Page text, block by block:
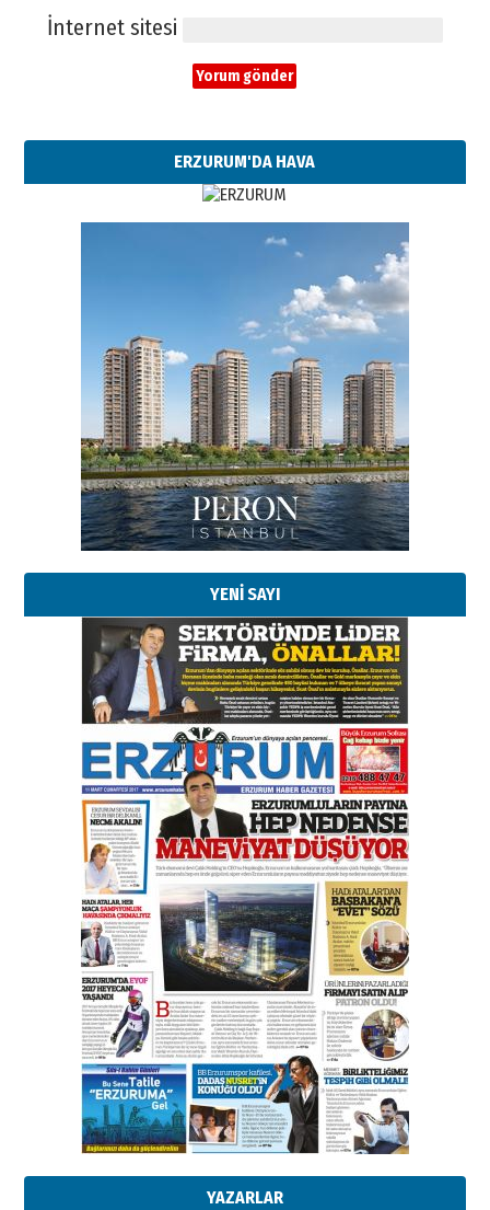
İnternet sitesi
ERZURUM'DA HAVA
YENİ SAYI
YAZARLAR
Esat BİNDESEN
Başkan Sekmen’den Erzurum’a
bir vizyon proje daha!
02 Ağustos 2026 Pazar
Kadir SABUNCUOĞLU
Erzurumspor’un köşe taşları
29 Haziran 2026 Pazartesi
Kenan GÜLERCİ
Murat Şahsuvaroğlu ERKON’da
çıtayı yukarı taşırken,
yönetimdekiler aşağı
çekmemeli!
17 Şubat 2026 SalıOrhan BOZKURT
Bir fotoğraf, bir şehir, bir
gazeteci… Dizginler kimin
elinde?
31 Mart 2026 Salı
BİR BÖLÜM DEĞİL, BİR ÖMÜR